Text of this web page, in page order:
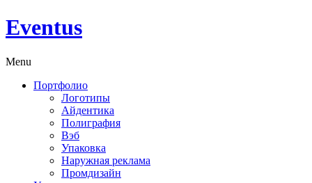
Eventus
Menu
Портфолио
Логотипы
Айдентика
Полиграфия
Вэб
Упаковка
Наружная реклама
Промдизайн